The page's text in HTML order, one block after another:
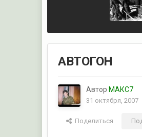
АВТОГОН
Автор МАКС7
31 октября, 2007
Поделиться